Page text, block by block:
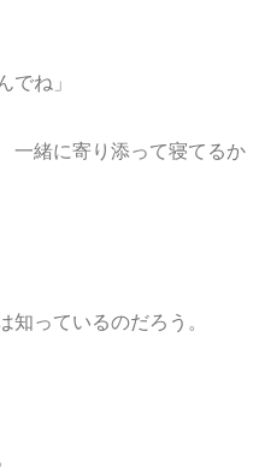
でね」
一緒に寄り添って寝てるか
知っているのだろう。